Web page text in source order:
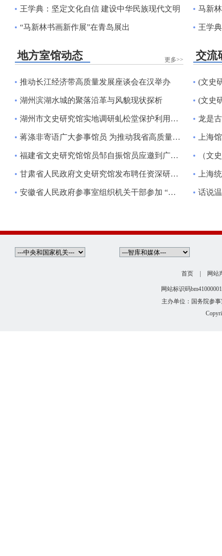
王学典：坚定文化自信 建设中华民族现代文明
“马新林书画新作展”在青岛展出
马新林参
王学
地方室馆动态 更多>>
推动长江经济带高质量发展座谈会在汉举办
湖州滨湖水城的聚落沿革与风貌现状探析
湖州市文史研究馆实地调研虬松堂保护利用工作
蒋涤非寄语广大参事馆员 为推动我省高质量发展多献良策多作贡献
福建省文史研究馆馆员邹自振馆员应邀到广东作戏剧专题讲座
甘肃省人民政府文史研究馆发布聘任资深研究员、特聘研究员及续聘研究员的通知
安徽省人民政府参事室组织机关干部参加 “保护母亲河 共创大美巢湖” 公益植树活动
交流
(文史研
(文史研
龙是古人
上海馆
（文
上海
话说
首页 网站
网站标识码
主办单位：国务院参